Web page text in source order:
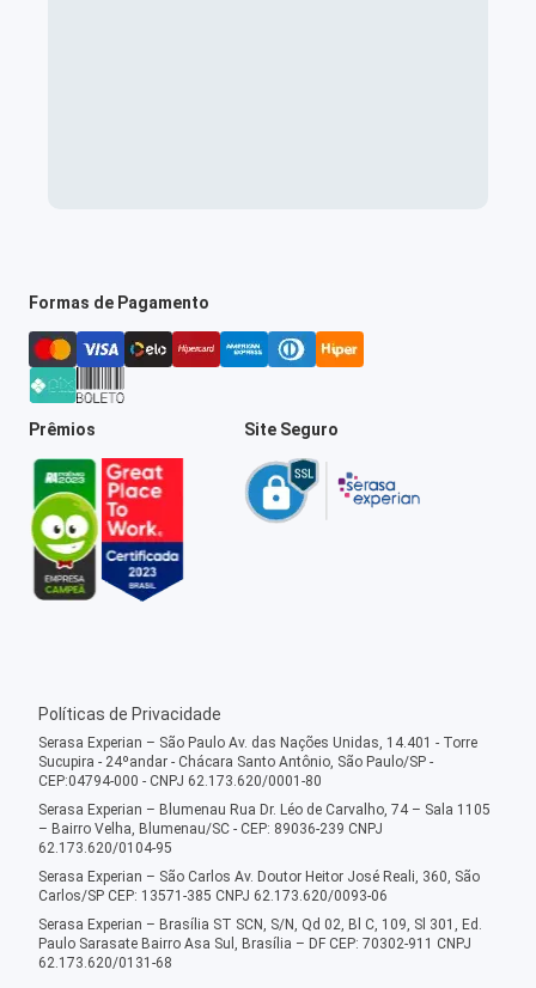
Formas de Pagamento
Prêmios Site Seguro
Políticas de Privacidade
Serasa Experian – São Paulo Av. das Nações Unidas, 14.401 - Torre
Sucupira - 24ºandar - Chácara Santo Antônio, São Paulo/SP -
CEP:04794-000 - CNPJ 62.173.620/0001-80
Serasa Experian – Blumenau Rua Dr. Léo de Carvalho, 74 – Sala 1105
– Bairro Velha, Blumenau/SC - CEP: 89036-239 CNPJ
62.173.620/0104-95
Serasa Experian – São Carlos Av. Doutor Heitor José Reali, 360, São
Carlos/SP CEP: 13571-385 CNPJ 62.173.620/0093-06
Serasa Experian – Brasília ST SCN, S/N, Qd 02, Bl C, 109, Sl 301, Ed.
Paulo Sarasate Bairro Asa Sul, Brasília – DF CEP: 70302-911 CNPJ
62.173.620/0131-68